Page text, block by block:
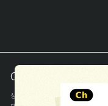
COMPANY INFO
상호
(주)해피프린스